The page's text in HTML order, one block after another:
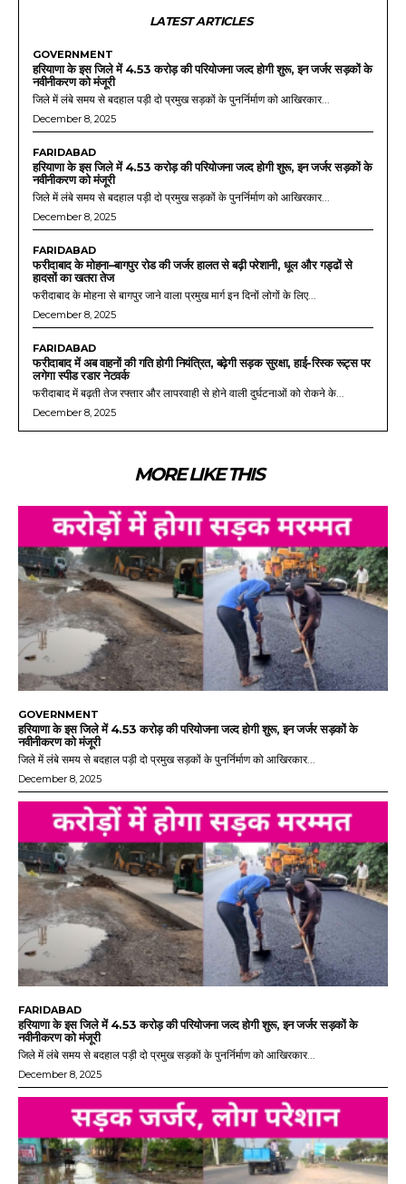
LATEST ARTICLES
GOVERNMENT
हरियाणा के इस जिले में 4.53 करोड़ की परियोजना जल्द होगी शुरू, इन जर्जर सड़कों के
नवीनीकरण को मंजूरी
जिले में लंबे समय से बदहाल पड़ी दो प्रमुख सड़कों के पुनर्निर्माण को आखिरकार...
December 8, 2025
FARIDABAD
हरियाणा के इस जिले में 4.53 करोड़ की परियोजना जल्द होगी शुरू, इन जर्जर सड़कों के
नवीनीकरण को मंजूरी
जिले में लंबे समय से बदहाल पड़ी दो प्रमुख सड़कों के पुनर्निर्माण को आखिरकार...
December 8, 2025
FARIDABAD
फरीदाबाद के मोहना–बागपुर रोड की जर्जर हालत से बढ़ी परेशानी, धूल और गड्ढों से
हादसों का खतरा तेज
फरीदाबाद के मोहना से बागपुर जाने वाला प्रमुख मार्ग इन दिनों लोगों के लिए...
December 8, 2025
FARIDABAD
फरीदाबाद में अब वाहनों की गति होगी नियंत्रित, बढ़ेगी सड़क सुरक्षा, हाई-रिस्क रूट्स पर
लगेगा स्पीड रडार नेटवर्क
फरीदाबाद में बढ़ती तेज रफ्तार और लापरवाही से होने वाली दुर्घटनाओं को रोकने के...
December 8, 2025
MORE LIKE THIS
GOVERNMENT
हरियाणा के इस जिले में 4.53 करोड़ की परियोजना जल्द होगी शुरू, इन जर्जर सड़कों के
नवीनीकरण को मंजूरी
जिले में लंबे समय से बदहाल पड़ी दो प्रमुख सड़कों के पुनर्निर्माण को आखिरकार...
December 8, 2025
FARIDABAD
हरियाणा के इस जिले में 4.53 करोड़ की परियोजना जल्द होगी शुरू, इन जर्जर सड़कों के
नवीनीकरण को मंजूरी
जिले में लंबे समय से बदहाल पड़ी दो प्रमुख सड़कों के पुनर्निर्माण को आखिरकार...
December 8, 2025